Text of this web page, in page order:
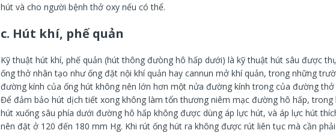
hút và cho người bệnh thở oxy nếu có thể.
c. Hút khí, phế quản
Kỹ thuật hút khí, phế quản (hút thông đưòng hô hấp dưới) là kỹ thuật hút sâu được
ống thở nhân tạo như ống đặt nội khí quản hay cannun mở khí quản, trong những
đường kính của ống hút không nên lớn hơn một nửa đường kính trong của đường thở
Để đảm bảo hút dịch tiết xong không làm tổn thương niêm mạc đường hô hấp, trong
hút xuống sâu phía dưới đường hô hấp không được dùng áp lực hút, và áp lực hút
nên đặt ở 120 đến 180 mm Hg. Khi rút ống hút ra không được rút liên tục mà cần